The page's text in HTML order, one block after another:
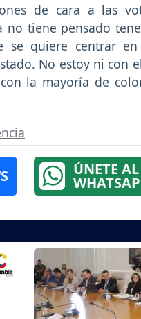
de cara a las
tiene pensado
quiere centrar en
No estoy ni con
la mayoría de
ÚNETE